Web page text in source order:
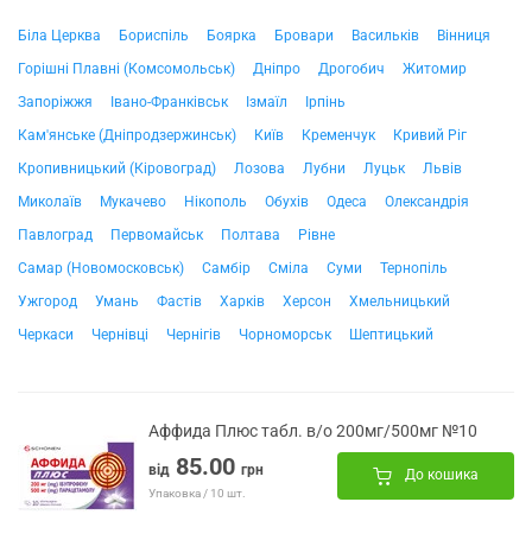
Біла Церква Бориспіль Боярка Бровари Васильків
Вінниця
Горішні Плавні (Комсомольськ)
Дніпро Дрогобич
Житомир
Запоріжжя
Івано-Франківськ Ізмаїл
Ірпінь
Кам'янське (Дніпродзержинськ)
Київ Кременчук
Кривий Ріг
Кропивницький (Кіровоград)
Лозова Лубни Луцьк
Львів
Миколаїв
Мукачево Нікополь Обухів Одеса
Олександрія
Павлоград
Первомайськ Полтава
Рівне
Самар (Новомосковськ)
Самбір Сміла Суми
Тернопіль
Ужгород
Умань Фастів Харків Херсон
Хмельницький
Черкаси
Чернівці Чернігів Чорноморськ Шептицький
Аффида Плюс табл. в/о 200мг/500мг №10
від 85.00 грн
Упаковка / 10 шт.
До кошика